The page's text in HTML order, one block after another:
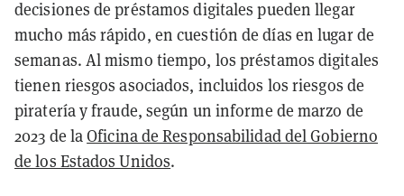
decisiones de préstamos digitales pueden llegar
mucho más rápido, en cuestión de días en lugar de
semanas. Al mismo tiempo, los préstamos digitales
tienen riesgos asociados, incluidos los riesgos de
piratería y fraude, según un informe de marzo de
2023 de laOficina de Responsabilidad del Gobierno
de los Estados Unidos.